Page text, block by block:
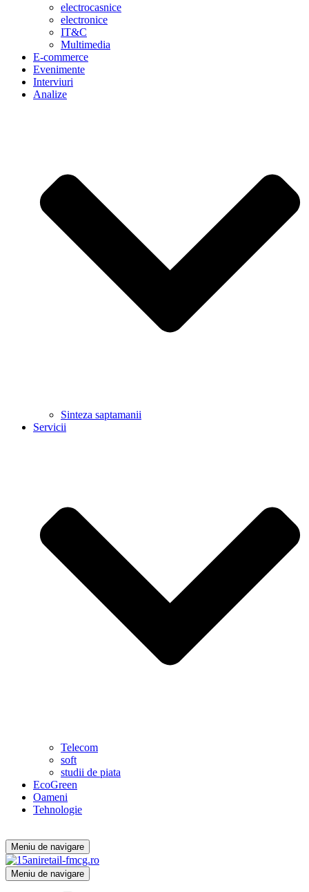
electrocasnice
electronice
IT&C
Multimedia
E-commerce
Evenimente
Interviuri
Analize
Sinteza saptamanii
Servicii
Telecom
soft
studii de piata
EcoGreen
Oameni
Tehnologie
Meniu de navigare
Meniu de navigare